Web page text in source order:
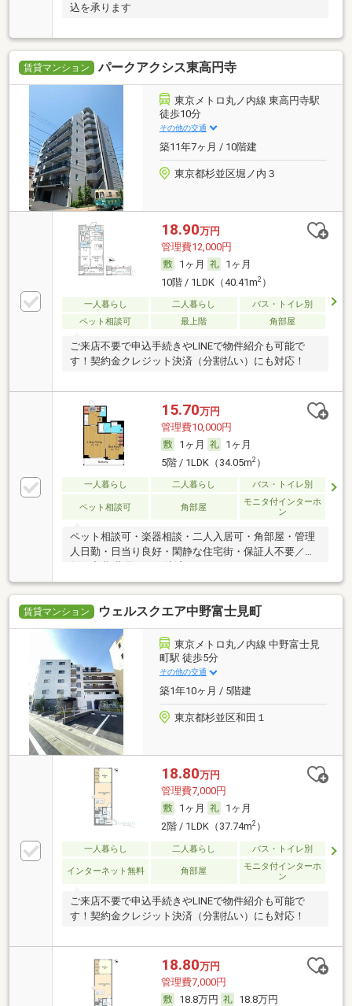
込を承ります
賃貸マンション パークアクシス東高円寺
東京メトロ丸ノ内線 東高円寺駅
徒歩10分
その他の交通
築11年7ヶ月 / 10階建
東京都杉並区堀ノ内３
18.90万円
管理費12,000円
1ヶ月
1ヶ月
10階 / 1LDK（40.41m2）
一人暮らし 二人暮らし
バス・トイレ別
ペット相談可
最上階 角部屋
ご来店不要で申込手続きやLINEで物件紹介も可能で
す！契約金クレジット決済（分割払い）にも対応！
15.70万円
管理費10,000円
1ヶ月
1ヶ月
5階 / 1LDK（34.05m2）
一人暮らし 二人暮らし バス・トイレ別
ペット相談可 角部屋
モニタ付インターホ
ン
ペット相談可・楽器相談・二人入居可・角部屋・管理
人日勤・日当り良好・閑静な住宅街・保証人不要／代
賃貸マンション ウェルスクエア中野富士見町
東京メトロ丸ノ内線 中野富士見
町駅 徒歩5分
その他の交通
築1年10ヶ月 / 5階建
東京都杉並区和田１
18.80万円
管理費7,000円
1ヶ月
1ヶ月
2階 / 1LDK（37.74m2）
一人暮らし 二人暮らし バス・トイレ別
インターネット無料 角部屋
モニタ付インターホ
ン
ご来店不要で申込手続きやLINEで物件紹介も可能で
す！契約金クレジット決済（分割払い）にも対応！
18.80万円
管理費7,000円
18.8万円
18.8万円